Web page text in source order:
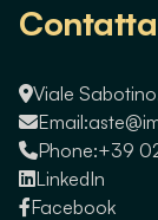
Viale
Email:
Phone:+39
LinkedIn
Facebook